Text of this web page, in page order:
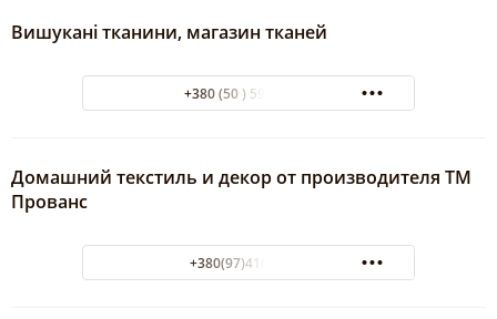
Вишукані тканини, магазин тканей
+380 (50 ) 591-65-63
Домашний текстиль и декор от производителя ТМ
Прованс
+380(97)416-90-33